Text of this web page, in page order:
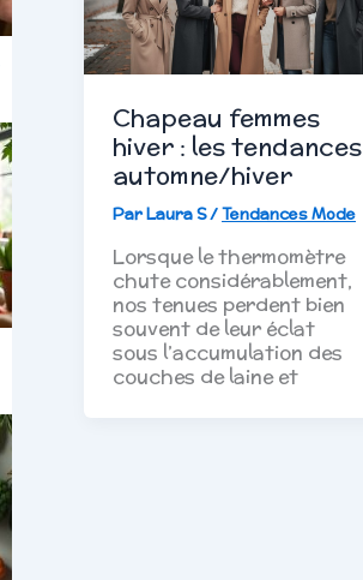
Chapeau femmes
hiver : les tendances
automne/hiver
ParLaura S/Tendances Mode
Lorsque le thermomètre
chute considérablement,
nos tenues perdent bien
souvent de leur éclat
sous l’accumulation des
couches de laine et